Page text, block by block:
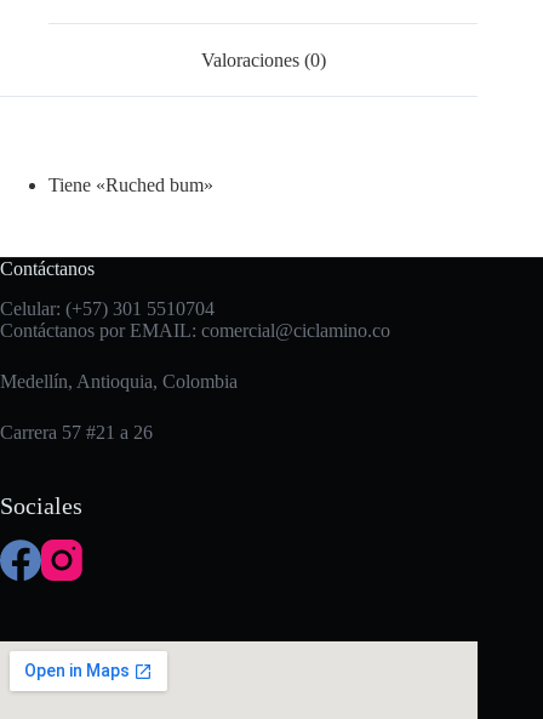
Valoraciones (0)
Tiene «Ruched bum»
Contáctanos
Celular: (+57) 301 5510704
Contáctanos por EMAIL: comercial@ciclamino.co
Medellín, Antioquia, Colombia
Carrera 57 #21 a 26
Sociales